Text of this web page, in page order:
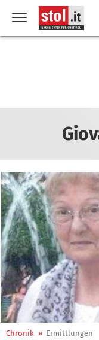
Chronik » Ermittlungen